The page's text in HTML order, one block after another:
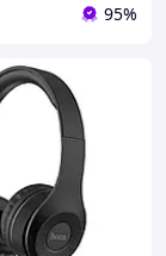
95%